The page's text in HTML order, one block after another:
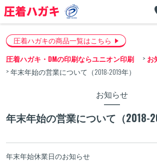
圧着ハガキの商品一覧はこちら
圧着ハガキ・DMの印刷ならユニオン印刷
お
年末年始の営業について（2018-2019年）
お知らせ
年末年始の営業について（2018-
年末年始休業日のお知らせ